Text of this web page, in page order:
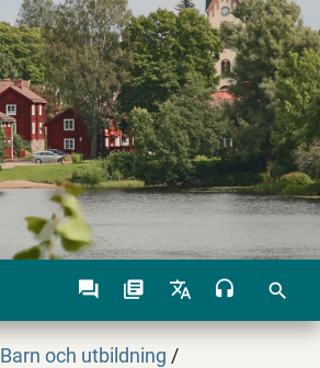
search
Barn och utbildning /